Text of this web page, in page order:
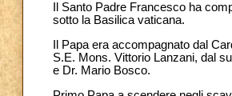
Il Santo Padre Francesco ha
sotto la Basilica vaticana.
Il Papa era accompagnato dal
S.E. Mons. Vittorio Lanzani, dal
e Dr. Mario Bosco.